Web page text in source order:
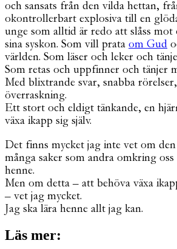
och sansats från den vilda hettan,
okontrollerbart explosiva till en
unge som alltid är redo att slåss
sina syskon. Som vill prata om Gud
världen. Som läser och leker och
Som retas och uppfinner och tänjer
Med blixtrande svar, snabba
överraskning.
Ett stort och eldigt tänkande, en
växa ikapp sig själv.
Det finns mycket jag inte vet om
många saker som andra omkring
henne.
Men om detta – att behöva växa
– vet jag mycket.
Jag ska lära henne allt jag kan.
Läs mer: